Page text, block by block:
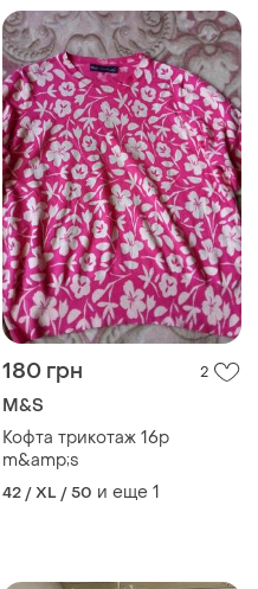
180 грн 2
M&S
Кофта трикотаж 16р
m&amp;s
42 / XL / 50 и еще 1